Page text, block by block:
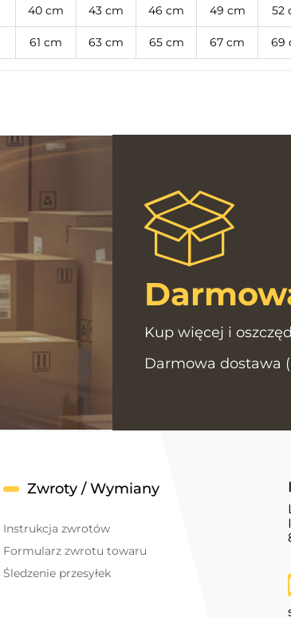
40 cm 43 cm 46 cm 49 cm 52
61 cm 63 cm 65 cm 67 cm 69
Kup więcej i
Darmowa dostawa
Zwroty / Wymiany
Instrukcja zwrotów
Formularz zwrotu towaru
Śledzenie przesyłek